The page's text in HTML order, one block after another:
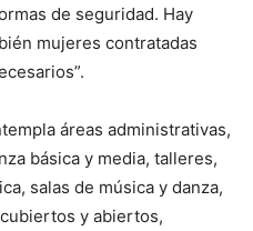
de seguridad. Hay
mujeres contratadas
áreas administrativas,
básica y media, talleres,
salas de música y danza,
y abiertos,